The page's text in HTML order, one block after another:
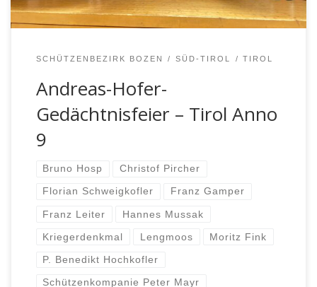
SCHÜTZENBEZIRK BOZEN SÜD-TIROL TIROL
Andreas-Hofer-
Gedächtnisfeier – Tirol Anno
9
Bruno Hosp Christof Pircher
Florian Schweigkofler Franz Gamper
Franz Leiter Hannes Mussak
Kriegerdenkmal Lengmoos Moritz Fink
P. Benedikt Hochkofler
Schützenkompanie Peter Mayr